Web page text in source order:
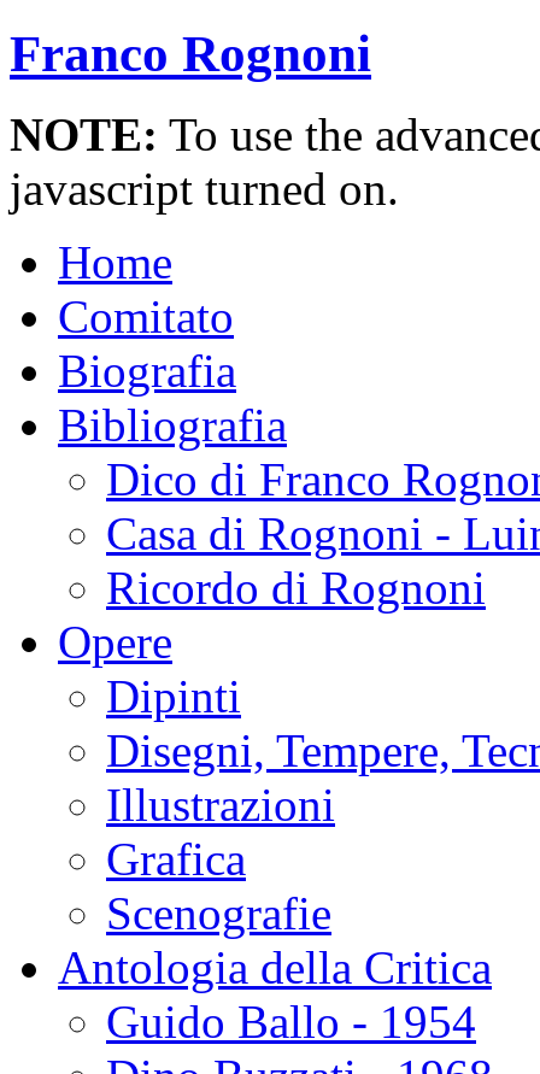
Franco Rognoni
NOTE: To use the
javascript turned on.
Home
Comitato
Biografia
Bibliografia
Dico di Franco
Casa di Rognoni -
Ricordo di Rognoni
Opere
Dipinti
Disegni, Tempere,
Illustrazioni
Grafica
Scenografie
Antologia della Critica
Guido Ballo - 1954